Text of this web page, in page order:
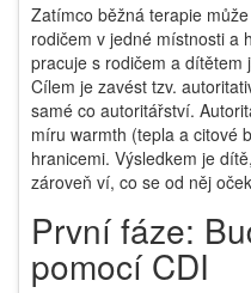
Zatímco běžná terapie
rodičem v jedné místnosti a
pracuje s rodičem a dítětem
Cílem je zavést tzv.
samé co autoritářství.
míru warmth (tepla a citové
hranicemi. Výsledkem je
zároveň ví, co se od něj
První fáze:
pomocí CDI